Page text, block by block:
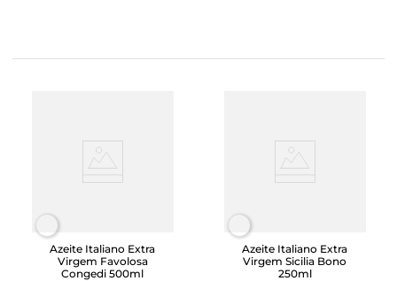
Azeite Italiano Extra
Virgem Favolosa
Congedi 500ml
Azeite Italiano Extra
Virgem Sicilia Bono
250ml